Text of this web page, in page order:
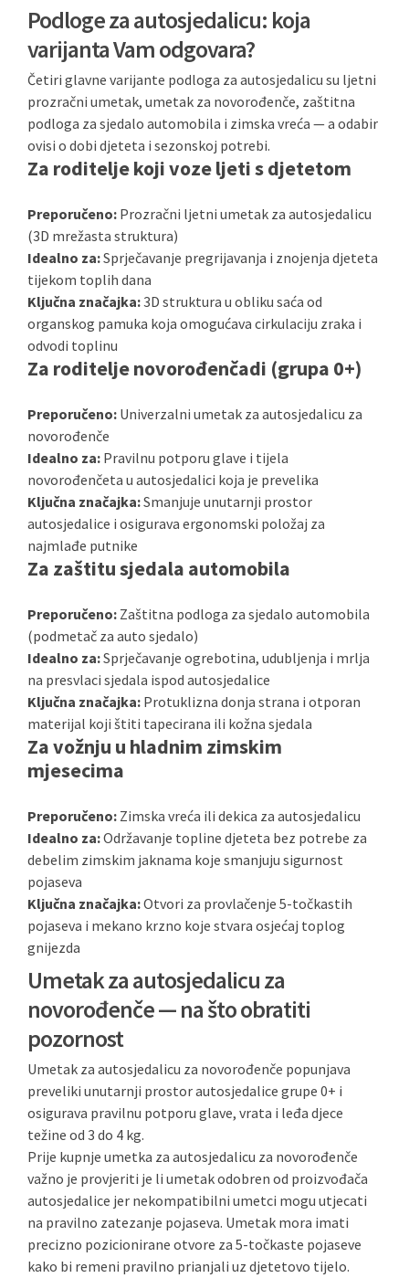
Podloge za autosjedalicu: koja
varijanta Vam odgovara?
Četiri glavne varijante podloga za autosjedalicu su ljetni
prozračni umetak, umetak za novorođenče, zaštitna
podloga za sjedalo automobila i zimska vreća — a odabir
ovisi o dobi djeteta i sezonskoj potrebi.
Za roditelje koji voze ljeti s djetetom
Preporučeno: Prozračni ljetni umetak za autosjedalicu
(3D mrežasta struktura)
Idealno za:Sprječavanje pregrijavanja i znojenja djeteta
tijekom toplih dana
Ključna značajka:3D struktura u obliku saća od
organskog pamuka koja omogućava cirkulaciju zraka i
odvodi toplinu
Za roditelje novorođenčadi (grupa 0+)
Preporučeno: Univerzalni umetak za autosjedalicu za
novorođenče
Idealno za: Pravilnu potporu glave i tijela
novorođenčeta u autosjedalici koja je prevelika
Ključna značajka:Smanjuje unutarnji prostor
autosjedalice i osigurava ergonomski položaj za
najmlađe putnike
Za zaštitu sjedala automobila
Preporučeno: Zaštitna podloga za sjedalo automobila
(podmetač za auto sjedalo)
Idealno za:Sprječavanje ogrebotina, udubljenja i mrlja
na presvlaci sjedala ispod autosjedalice
Ključna značajka: Protuklizna donja strana i otporan
materijal koji štiti tapecirana ili kožna sjedala
Za vožnju u hladnim zimskim
mjesecima
Preporučeno: Zimska vreća ili dekica za autosjedalicu
Idealno za:Održavanje topline djeteta bez potrebe za
debelim zimskim jaknama koje smanjuju sigurnost
pojaseva
Ključna značajka:Otvori za provlačenje 5-točkastih
pojaseva i mekano krzno koje stvara osjećaj toplog
gnijezda
Umetak za autosjedalicu za
novorođenče — na što obratiti
pozornost
Umetak za autosjedalicu za novorođenče popunjava
preveliki unutarnji prostor autosjedalice grupe 0+ i
osigurava pravilnu potporu glave, vrata i leđa djece
težine od 3 do 4 kg.
Prije kupnje umetka za autosjedalicu za novorođenče
važno je provjeriti je li umetak odobren od proizvođača
autosjedalice jer nekompatibilni umetci mogu utjecati
na pravilno zatezanje pojaseva. Umetak mora imati
precizno pozicionirane otvore za 5-točkaste pojaseve
kako bi remeni pravilno prianjali uz djetetovo tijelo.